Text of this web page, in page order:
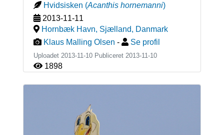
Hvidsisken (Acanthis hornemanni)
2013-11-11
Hornbæk Havn, Sjælland, Danmark
Klaus Malling Olsen - Se profil
Uploadet 2013-11-10 Publiceret 2013-11-10
1898